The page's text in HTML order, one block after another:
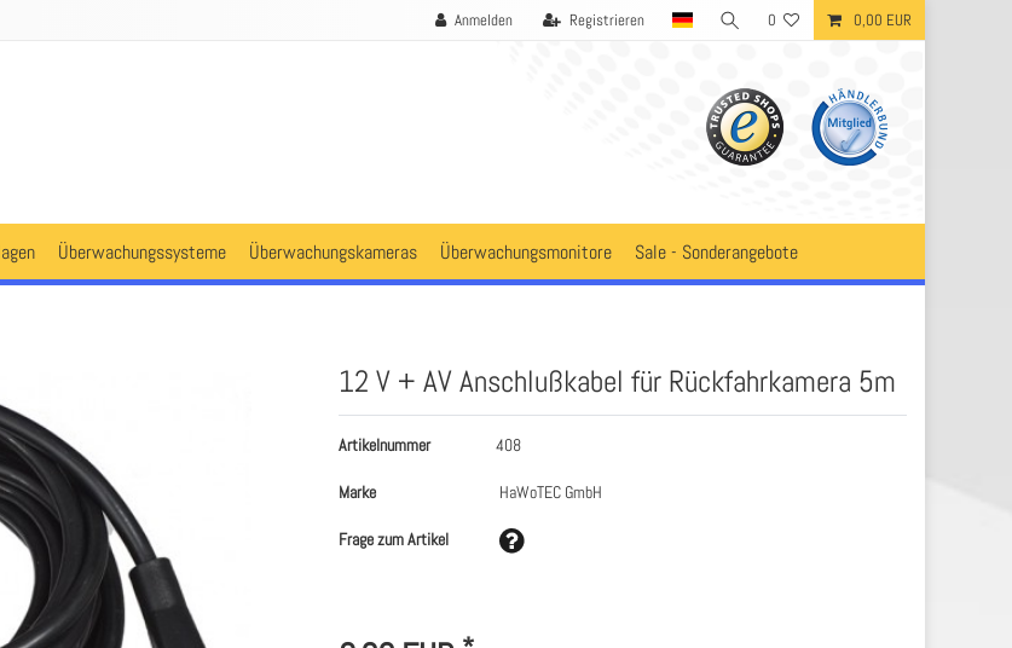
Anmelden Registrieren 0 0,00 EUR
Überwachungssysteme Überwachungskameras Überwachungsmonitore Sale - Sonderangebote
12 V + AV Anschlußkabel für Rückfahrkamera 5m
Artikelnummer 408
Marke HaWoTEC GmbH
Frage zum Artikel